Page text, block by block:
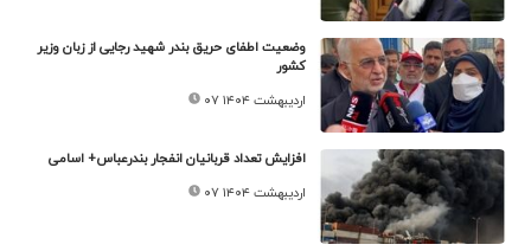
وضعیت اطفای حریق بندر شهید رجایی از زبان وزیر
کشور
۰۷ اردیبهشت ۱۴۰۴
افزایش تعداد قربانیان انفجار بندرعباس+ اسامی
۰۷ اردیبهشت ۱۴۰۴